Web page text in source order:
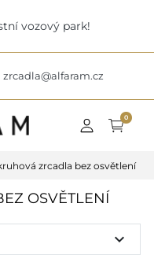
vozový park!
zrcadla@alfaram.cz
0
zrcadla bez osvětlení
OSVĚTLENÍ
expand_more